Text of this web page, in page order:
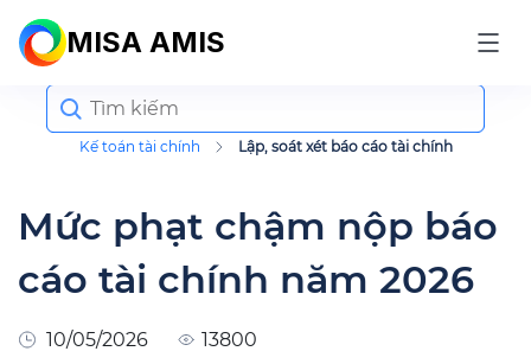
MISA AMIS
Kế toán tài chính Lập, soát xét báo cáo tài chính
Search
for:
Mức phạt chậm nộp báo
cáo tài chính năm 2026
10/05/2026 13800